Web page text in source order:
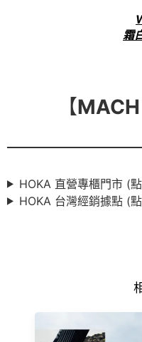
霜
【
HOKA 直營專櫃門市 (
HOKA 台灣經銷據點 (